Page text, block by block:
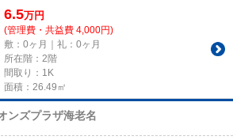
6.5万円
(管理費・共益費 4,000円)
敷：0ヶ月｜礼：0ヶ月
所在階：2階
間取り：1K
面積：26.49㎡
ンズプラザ海老名